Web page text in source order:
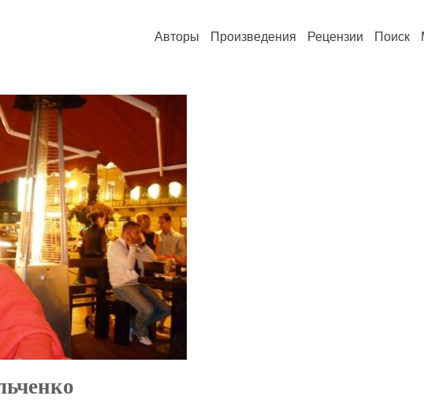
Авторы Произведения Рецензии Поиск